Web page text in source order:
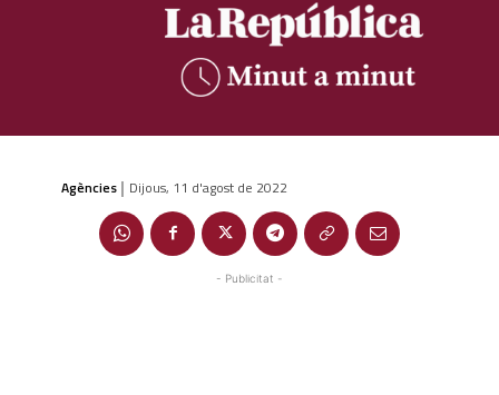
Agències | Dijous, 11 d'agost de 2022
- Publicitat -